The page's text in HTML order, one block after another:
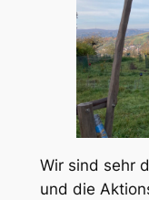
Wir sind sehr
und die